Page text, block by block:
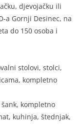
djevojačku ili
a Gornji Desinec, na
do 150 osoba i
stolovi, stolci,
kompletno
kompletno
kuhinja, štednjak,